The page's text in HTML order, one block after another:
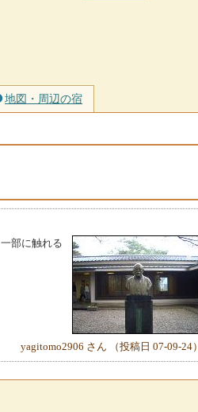
地図・周辺の宿
部に触れる
yagitomo2906 さん （投稿日 07-09-24）